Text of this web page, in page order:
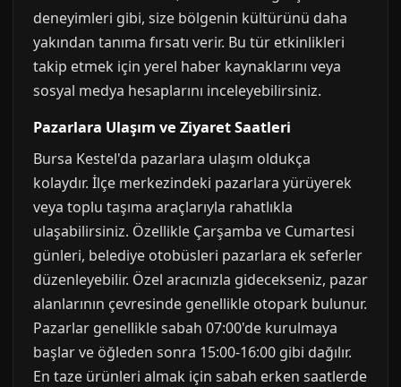
deneyimleri gibi, size bölgenin kültürünü daha
yakından tanıma fırsatı verir. Bu tür etkinlikleri
takip etmek için yerel haber kaynaklarını veya
sosyal medya hesaplarını inceleyebilirsiniz.
Pazarlara Ulaşım ve Ziyaret Saatleri
Bursa Kestel'da pazarlara ulaşım oldukça
kolaydır. İlçe merkezindeki pazarlara yürüyerek
veya toplu taşıma araçlarıyla rahatlıkla
ulaşabilirsiniz. Özellikle Çarşamba ve Cumartesi
günleri, belediye otobüsleri pazarlara ek seferler
düzenleyebilir. Özel aracınızla gidecekseniz, pazar
alanlarının çevresinde genellikle otopark bulunur.
Pazarlar genellikle sabah 07:00'de kurulmaya
başlar ve öğleden sonra 15:00-16:00 gibi dağılır.
En taze ürünleri almak için sabah erken saatlerde